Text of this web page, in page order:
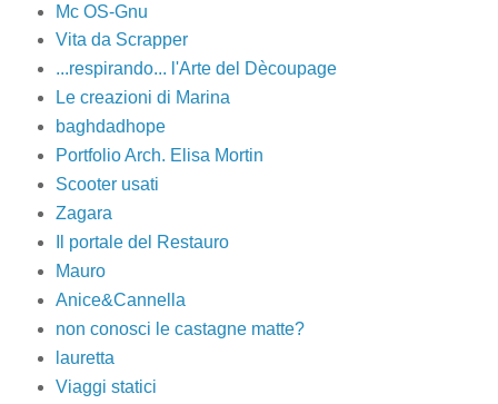
Mc OS-Gnu
Vita da Scrapper
...respirando... l'Arte del Dècoupage
Le creazioni di Marina
baghdadhope
Portfolio Arch. Elisa Mortin
Scooter usati
Zagara
Il portale del Restauro
Mauro
Anice&Cannella
non conosci le castagne matte?
lauretta
Viaggi statici